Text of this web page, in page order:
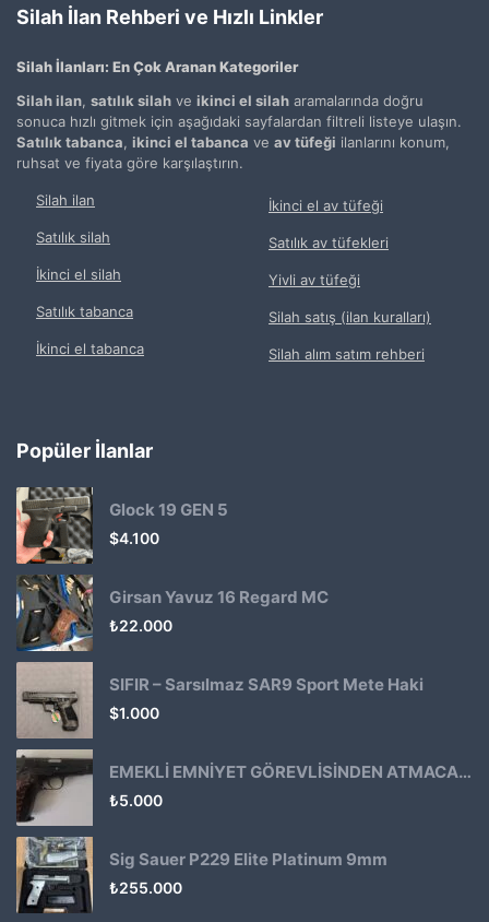
Silah İlan Rehberi ve Hızlı Linkler
Silah İlanları: En Çok Aranan Kategoriler
Silah ilan satılık silah ve ikinci el silah aramalarında doğru
sonuca hızlı gitmek için aşağıdaki sayfalardan filtreli listeye ulaşın.
Satılık tabanca ikinci el tabanca ve av tüfeği ilanlarını konum,
ruhsat ve fiyata göre karşılaştırın.
Silah ilan
Satılık silah
İkinci el silah
Satılık tabanca
İkinci el tabanca
İkinci el av tüfeği
Satılık av tüfekleri
Yivli av tüfeği
Silah satış (ilan kuralları)
Silah alım satım rehberi
Popüler İlanlar
Glock 19 GEN 5
$4.100
Girsan Yavuz 16 Regard MC
₺22.000
SIFIR – Sarsılmaz SAR9 Sport Mete Haki
$1.000
EMEKLİ EMNİYET GÖREVLİSİNDEN ATMACA 53 KLASİK14
₺5.000
Sig Sauer P229 Elite Platinum 9mm
₺255.000